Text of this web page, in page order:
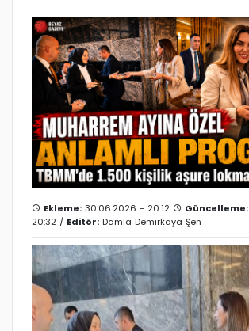
Ekleme: 30.06.2026 - 20:12 Güncelleme:
20:32 / Editör: Damla Demirkaya Şen